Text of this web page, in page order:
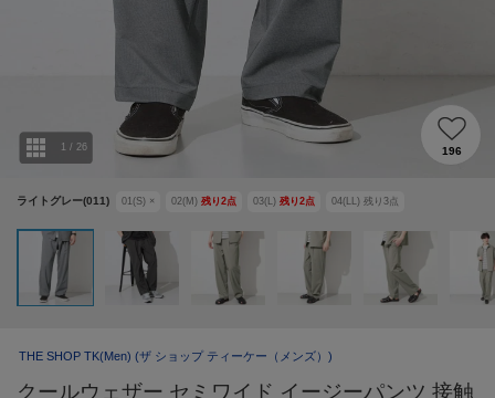
ライトグレー(011) 01(S) × 02(M) 残り 2点 03(L) 残り 2点 04(LL) 残り 3点
1 / 26 196
THE SHOP TK(Men) (ザ ショップ ティーケー（メンズ）)
クールウェザー セミワイド イージーパンツ 接触